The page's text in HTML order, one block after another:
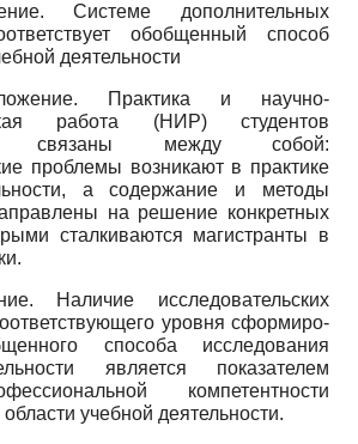
Системе дополнительных
обобщенный способ
деятельности
Практика и научно-
работа (НИР) студентов
связаны между собой:
проблемы возникают в практике
а содержание и методы
на решение конкретных
сталкиваются магистранты в
Наличие исследовательских
уровня сформиро-
способа исследования
является показателем
компетентности
учебной деятельности.